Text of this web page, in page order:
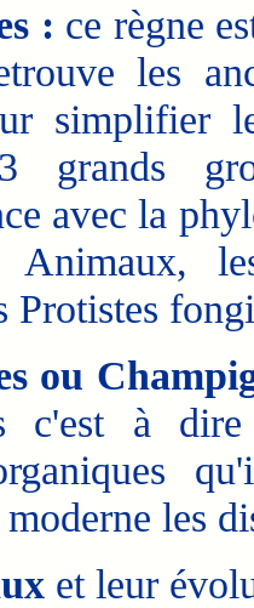
: ce règne
les
simplifier
grands
avec la
Animaux,
Protistes
ou
c'est à
les
et leur